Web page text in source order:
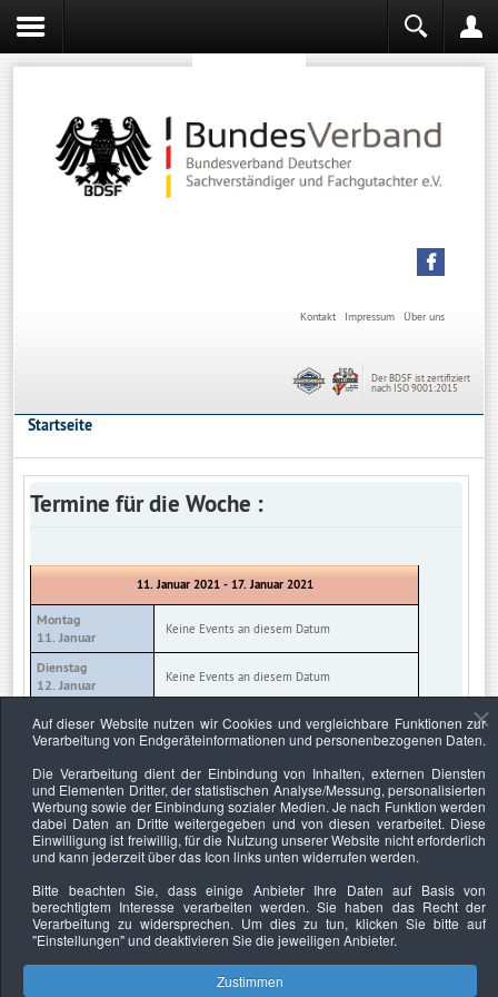
Über uns
Impressum
Kontakt
Der BDSF ist zertifiziert
nach ISO 9001:2015
Startseite
Termine für die Woche :
11. Januar 2021 - 17. Januar 2021
Montag
11. Januar
Keine Events an diesem Datum
Dienstag
12. Januar
Keine Events an diesem Datum
Mittwoch
13. Januar
Keine Events an diesem Datum
14. Januar
Keine Events an diesem Datum
Freitag
15. Januar
Keine Events an diesem Datum
Samstag
Sonntag
17. Januar
Keine Events an diesem Datum
Auf dieser Website nutzen wir Cookies und vergleichbare Funktionen zur
Verarbeitung von Endgeräteinformationen und personenbezogenen Daten.
Die Verarbeitung dient der Einbindung von Inhalten, externen Diensten
und Elementen Dritter, der statistischen Analyse/Messung, personalisierten
Werbung sowie der Einbindung sozialer Medien. Je nach Funktion werden
dabei Daten an Dritte weitergegeben und von diesen verarbeitet. Diese
Einwilligung ist freiwillig, für die Nutzung unserer Website nicht erforderlich
und kann jederzeit über das Icon links unten widerrufen werden.
Bitte beachten Sie, dass einige Anbieter Ihre Daten auf Basis von
berechtigtem Interesse verarbeiten werden. Sie haben das Recht der
Verarbeitung zu widersprechen. Um dies zu tun, klicken Sie bitte auf
"Einstellungen"und deaktivieren Sie die jeweiligen Anbieter.
Zustimmen